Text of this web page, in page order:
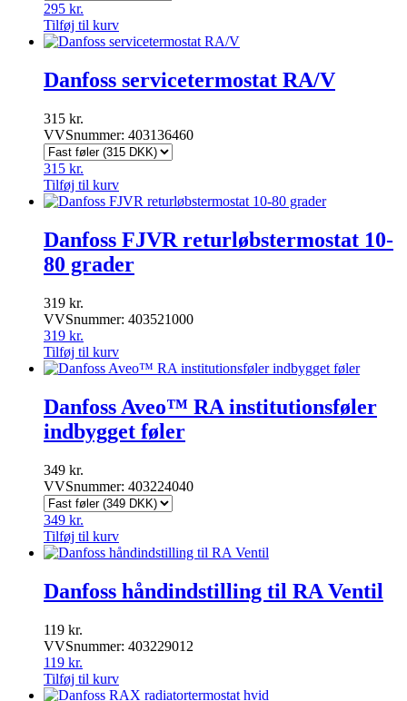
295 kr.
Tilføj til kurv
Danfoss servicetermostat RA/V
315 kr.
VVSnummer: 403136460
315 kr.
Tilføj til kurv
Danfoss FJVR returløbstermostat 10-
80 grader
319 kr.
VVSnummer: 403521000
319 kr.
Tilføj til kurv
Danfoss Aveo™ RA institutionsføler
indbygget føler
349 kr.
VVSnummer: 403224040
349 kr.
Tilføj til kurv
Danfoss håndindstilling til RA Ventil
119 kr.
VVSnummer: 403229012
119 kr.
Tilføj til kurv